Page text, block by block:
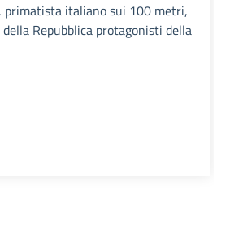
primatista italiano sui 100 metri,
Repubblica protagonisti della